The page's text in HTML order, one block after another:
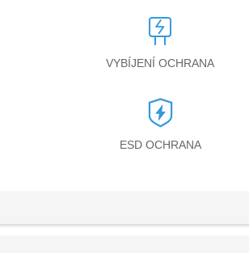
VYBÍJENÍ OCHRANA
ESD OCHRANA